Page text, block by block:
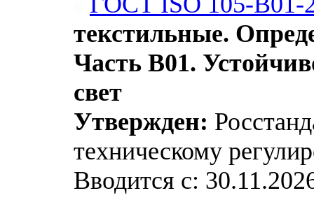
текстильные.
Часть В01.
свет
Утвержден:
техническому
Вводится с: